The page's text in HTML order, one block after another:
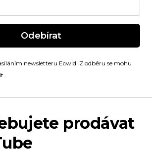
Odebírat
newsletteru Ecwid. Z odběru se mohu
prodávat